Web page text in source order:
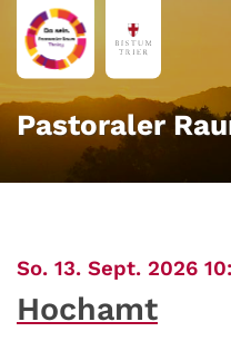
Zum Inhalt springen
Pastoraler
So. 13. Sept. 2026
Hochamt